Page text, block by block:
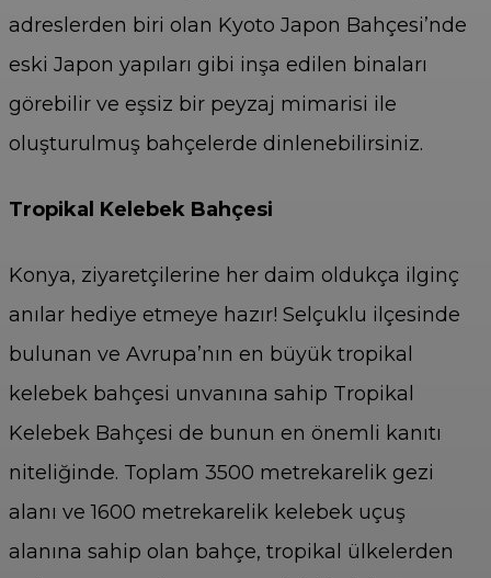
adreslerden biri olan Kyoto Japon Bahçesi’nde
eski Japon yapıları gibi inşa edilen binaları
görebilir ve eşsiz bir peyzaj mimarisi ile
oluşturulmuş bahçelerde dinlenebilirsiniz.
Tropikal Kelebek Bahçesi
Konya, ziyaretçilerine her daim oldukça ilginç
anılar hediye etmeye hazır! Selçuklu ilçesinde
bulunan ve Avrupa’nın en büyük tropikal
kelebek bahçesi unvanına sahip Tropikal
Kelebek Bahçesi de bunun en önemli kanıtı
niteliğinde. Toplam 3500 metrekarelik gezi
alanı ve 1600 metrekarelik kelebek uçuş
alanına sahip olan bahçe, tropikal ülkelerden